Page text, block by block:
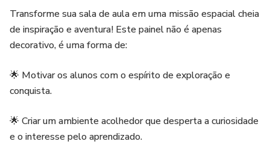
Transforme sua sala de aula em uma missão espacial cheia
de inspiração e aventura! Este painel não é apenas
decorativo, é uma forma de:
🌟 Motivar os alunos com o espírito de exploração e
conquista.
🌟 Criar um ambiente acolhedor que desperta a curiosidade
e o interesse pelo aprendizado.